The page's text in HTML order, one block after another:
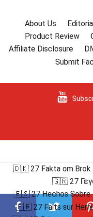
About Us
Product Review
Affiliate Disclosure
Submit
🇩🇰 27 Fakta om Brok
🇬🇷 27
🇪🇸 27 Hechos Sobre
🇫🇷 27 Faits sur